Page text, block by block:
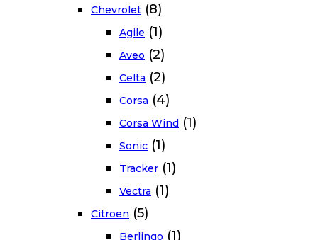
Chevrolet (8)
Agile (1)
Aveo (2)
Celta (2)
Corsa (4)
Corsa Wind (1)
Sonic (1)
Tracker (1)
Vectra (1)
Citroen (5)
Berlingo (1)